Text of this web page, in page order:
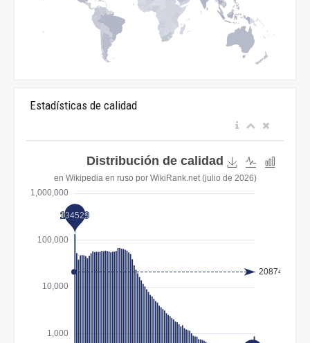
Estadísticas de calidad